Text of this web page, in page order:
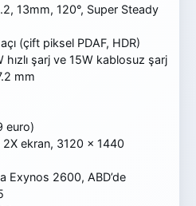
13mm, 120°, Super Steady
(çift piksel PDAF, HDR)
şarj ve 15W kablosuz şarj
mm
euro)
2X ekran, 3120 x 1440
Exynos 2600, ABD’de